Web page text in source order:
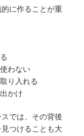
に作ることが重
わない
り入れる
かけ
では、その背後
つけることも大